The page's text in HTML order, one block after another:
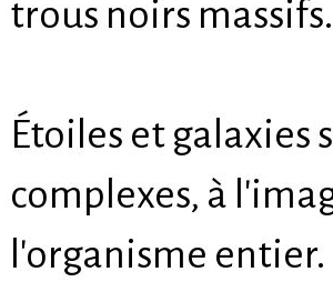
trous noirs massifs.
Étoiles et galaxies
complexes, à
l'organisme